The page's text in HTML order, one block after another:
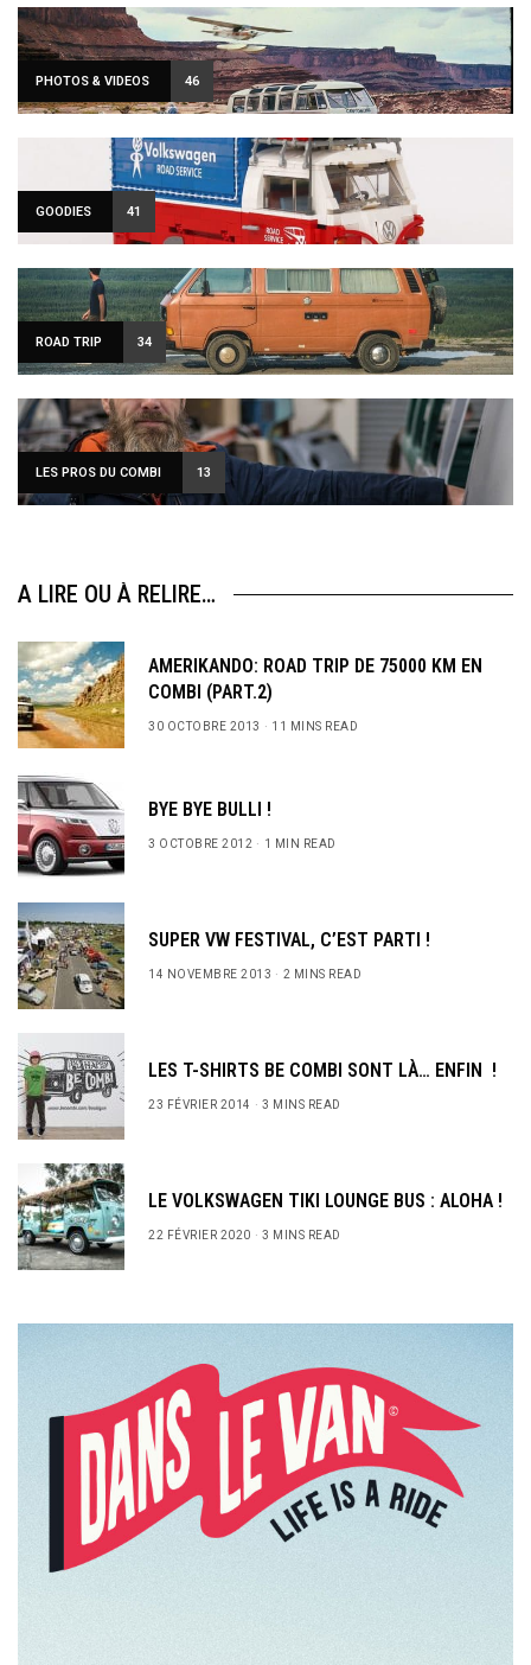
PHOTOS & VIDEOS 46
GOODIES 41
ROAD TRIP 34
LES PROS DU COMBI 13
A LIRE OU À RELIRE…
AMERIKANDO: ROAD TRIP DE 75000 KM EN
COMBI (PART.2)
30 OCTOBRE 2013 11 MINS READ
BYE BYE BULLI !
3 OCTOBRE 2012 1 MIN READ
SUPER VW FESTIVAL, C’EST PARTI !
14 NOVEMBRE 2013 2 MINS READ
LES T-SHIRTS BE COMBI SONT LÀ… ENFIN !
23 FÉVRIER 2014 3 MINS READ
LE VOLKSWAGEN TIKI LOUNGE BUS : ALOHA !
22 FÉVRIER 2020 3 MINS READ